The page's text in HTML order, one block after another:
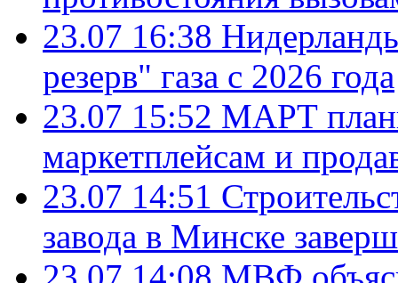
23.07 16:38
резерв" газа с 2026 года
23.07 15:52 МАРТ
маркетплейсам и
23.07 14:51
завода в Минске